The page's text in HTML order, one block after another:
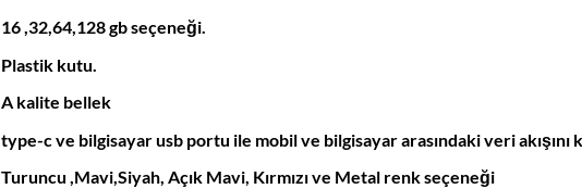
16 ,32,64,128 gb seçeneği.
Plastik kutu.
A kalite bellek
type-c ve bilgisayar usb portu ile mobil ve bilgisayar arasındaki veri akışını
Turuncu ,Mavi,Siyah, Açık Mavi, Kırmızıve Metal renk seçeneği